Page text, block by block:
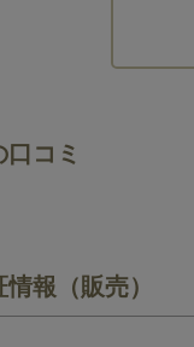
コミ
報（販売）